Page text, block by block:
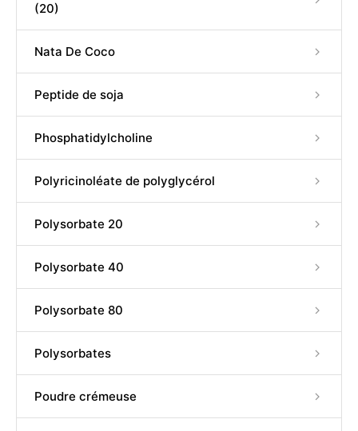
(20)
Nata De Coco
Peptide de soja
Phosphatidylcholine
Polyricinoléate de polyglycérol
Polysorbate 20
Polysorbate 40
Polysorbate 80
Polysorbates
Poudre crémeuse